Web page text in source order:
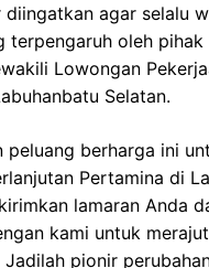
diingatkan agar selalu
terpengaruh oleh pihak
Lowongan
Selatan.
peluang berharga ini
Pertamina di
lamaran Anda
kami untuk
Jadilah pionir